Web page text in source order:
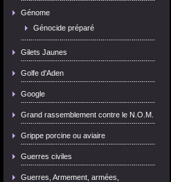
Génome
Génocide préparé
Gilets Jaunes
Golfe d'Aden
Google
Grand rassemblement contre le N.O.M.
Grippe porcine ou aviaire
Guerres civiles
Guerres, Armement, armées,